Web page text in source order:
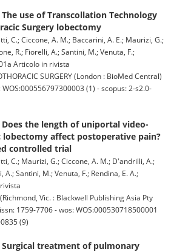
The use of Transcollation Technology
Surgery lobectomy
C.; Ciccone, A. M.; Baccarini, A. E.; Maurizi, G.;
R.; Fiorelli, A.; Santini, M.; Venuta, F.;
Articolo in rivista
SURGERY (London : BioMed Central)
(1) - scopus: 2-s2.0-
Does the length of uniportal video-
lobectomy affect postoperative pain?
controlled trial
C.; Maurizi, G.; Ciccone, A. M.; D'andrilli, A.;
A.; Santini, M.; Venuta, F.; Rendina, E. A.;
(Richmond, Vic. : Blackwell Publishing Asia Pty
1759-7706 - wos: WOS:000530718500001
(9)
Surgical treatment of pulmonary